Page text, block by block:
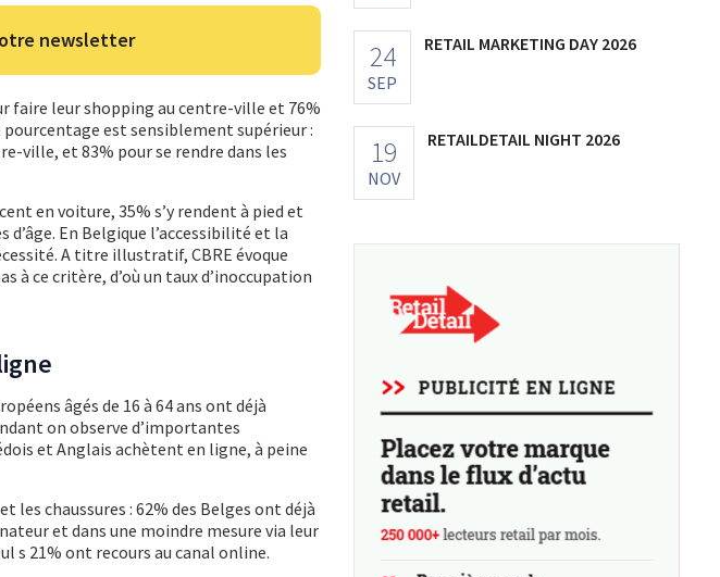
newsletter
faire leur shopping au centre-ville et 76%
pourcentage est sensiblement supérieur :
ville, et 83% pour se rendre dans les
en voiture, 35% s’y rendent à pied et
d’âge. En Belgique l’accessibilité et la
A titre illustratif, CBRE évoque
à ce critère, d’où un taux d’inoccupation
âgés de 16 à 64 ans ont déjà
on observe d’importantes
et Anglais achètent en ligne, à peine
chaussures : 62% des Belges ont déjà
et dans une moindre mesure via leur
s 21% ont recours au canal online.
24
SEP
RETAIL MARKETING DAY 2026
19
NOV
RETAILDETAIL NIGHT 2026